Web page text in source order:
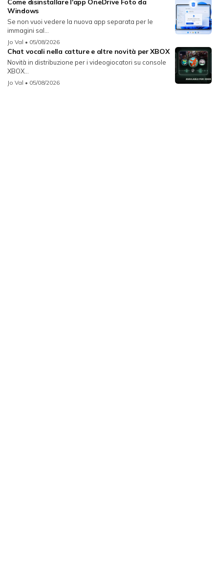
Windows
Se non vuoi vedere la nuova app separata per le
immagini sal...
Jo Val • 05/08/2026
Chat vocali nella catture e altre novità per XBOX
Novità in distribuzione per i videogiocatori su console
XBOX...
Jo Val • 05/08/2026